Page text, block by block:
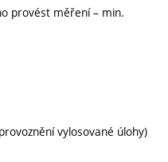
provést měření – min.
vylosované úlohy)